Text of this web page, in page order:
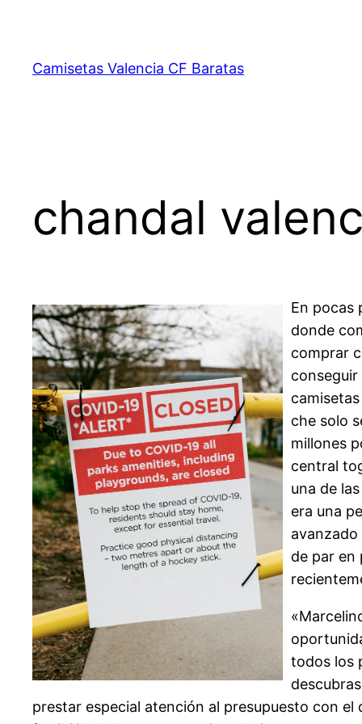
contenido
Camisetas Valencia CF Baratas
chandal
En pocas
donde
comprar
che solo
millones
central
una de
era una
de par en
todos los
prestar especial atención al presupuesto con